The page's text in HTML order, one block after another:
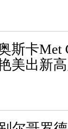
斯卡Met
美出新